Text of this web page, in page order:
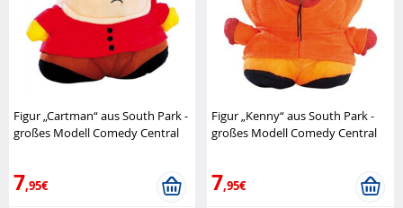
Figur „Cartman“ aus South Park -
großes Modell Comedy Central
7,95€
Figur „Kenny“ aus South Park -
großes Modell Comedy Central
7,95€